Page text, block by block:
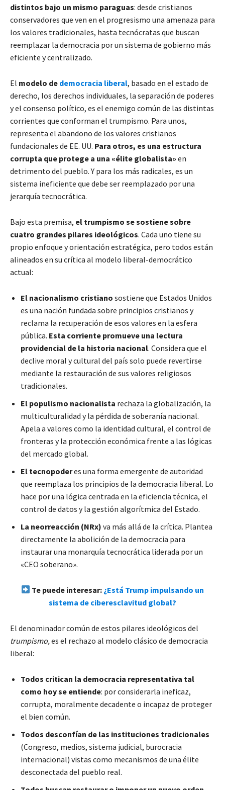
distintos bajo un mismo paraguas: desde cristianos
conservadores que ven en el progresismo una amenaza para
los valores tradicionales, hasta tecnócratas que buscan
reemplazar la democracia por un sistema de gobierno más
eficiente y centralizado.
El modelo de democracia liberal, basado en el estado de
derecho, los derechos individuales, la separación de poderes
y el consenso político, es el enemigo común de las distintas
corrientes que conforman el trumpismo. Para unos,
representa el abandono de los valores cristianos
fundacionales de EE. UU. Para otros, es una estructura
corrupta que protege a una «élite globalista» en
detrimento del pueblo. Y para los más radicales, es un
sistema ineficiente que debe ser reemplazado por una
jerarquía tecnocrática.
Bajo esta premisa, el trumpismo se sostiene sobre
cuatro grandes pilares ideológicos. Cada uno tiene su
propio enfoque y orientación estratégica, pero todos están
alineados en su crítica al modelo liberal-democrático
actual:
El nacionalismo cristiano sostiene que Estados Unidos
es una nación fundada sobre principios cristianos y
reclama la recuperación de esos valores en la esfera
pública. Esta corriente promueve una lectura
providencial de la historia nacional. Considera que el
declive moral y cultural del país solo puede revertirse
mediante la restauración de sus valores religiosos
tradicionales.
El populismo nacionalista rechaza la globalización, la
multiculturalidad y la pérdida de soberanía nacional.
Apela a valores como la identidad cultural, el control de
fronteras y la protección económica frente a las lógicas
del mercado global.
El tecnopoderes una forma emergente de autoridad
que reemplaza los principios de la democracia liberal. Lo
hace por una lógica centrada en la eficiencia técnica, el
control de datos y la gestión algorítmica del Estado.
La neorreacción (NRx) va más allá de la crítica. Plantea
directamente la abolición de la democracia para
instaurar una monarquía tecnocrática liderada por un
«CEO soberano».
Te puede interesar: ¿Está Trump impulsando un
sistema de ciberesclavitud global?
El denominador común de estos pilares ideológicos del
trumpismo,es el rechazo al modelo clásico de democracia
liberal:
Todos critican la democracia representativa tal
como hoy se entiende: por considerarla ineficaz,
corrupta, moralmente decadente o incapaz de proteger
el bien común.
Todos desconfían de las instituciones tradicionales
(Congreso, medios, sistema judicial, burocracia
internacional) vistas como mecanismos de una élite
desconectada del pueblo real.